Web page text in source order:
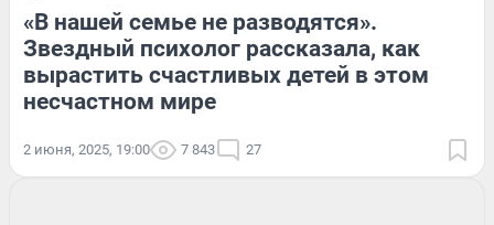
«В нашей семье не разводятся».
Звездный психолог рассказала, как
вырастить счастливых детей в этом
несчастном мире
2 июня, 2025, 19:00 7 843 27